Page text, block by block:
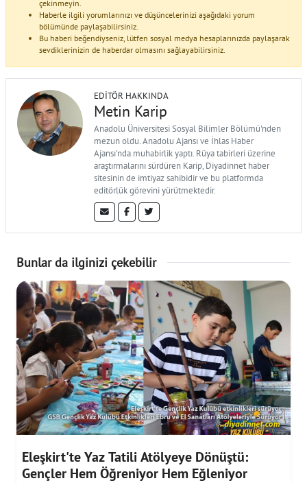
çekinmeyin.
Haberle ilgili yorumlarınızı ve düşüncelerinizi aşağıdaki yorum
bölümünde paylaşabilirsiniz.
Bu haberi beğendiyseniz, lütfen sosyal medya hesaplarınızda paylaşarak
sevdiklerinizin de haberdar olmasını sağlayabilirsiniz.
EDITÖR HAKKINDA
Metin Karip
Anadolu Üniversitesi Sosyal Bilimler Bölümü'nden
mezun oldu. Anadolu Ajansı ve İhlas Haber
Ajansı'nda muhabirlik yaptı. Rüya tabirleri üzerine
araştırmalarını sürdüren Karip, Diyadinnet haber
sitesinin de imtiyaz sahibidir ve bu platformda
editörlük görevini yürütmektedir.
Bunlar da ilginizi çekebilir
Eleşkirt'te Yaz Tatili Atölyeye Dönüştü:
Gençler Hem Öğreniyor Hem Eğleniyor